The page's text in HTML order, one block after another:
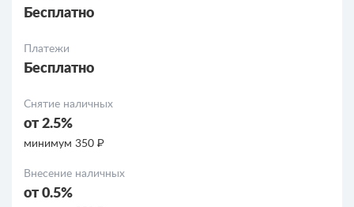
Бесплатно
Платежи
Бесплатно
Снятие наличных
от 2.5%
минимум 350 ₽
Внесение наличных
от 0.5%